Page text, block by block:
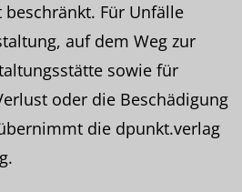
Für Unfälle
auf dem Weg zur
sowie für
oder die Beschädigung
die dpunkt.verlag